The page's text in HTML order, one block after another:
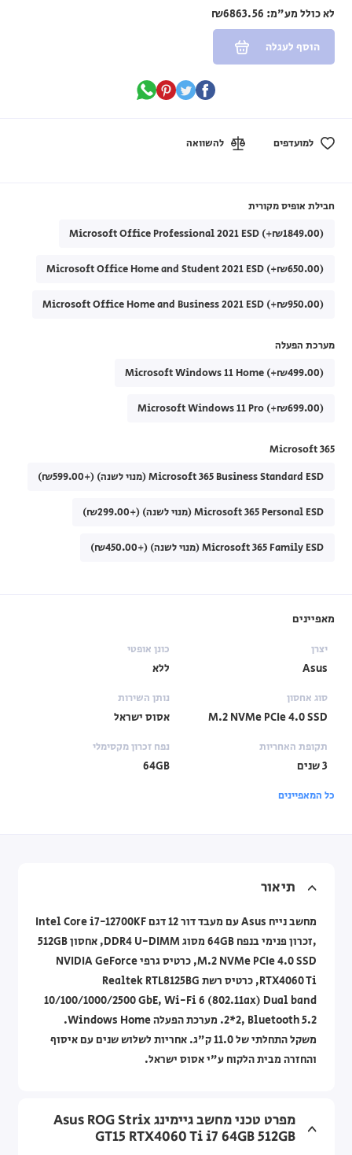
לא כולל מע"מ:
הוסף לעגלה
למועדפים להשוואה
חבילת אופיס מקורית
Microsoft Office Professional 2021 ESD (+₪1849.00)
Microsoft Office Home and Student 2021 ESD (+₪650.00)
Microsoft Office Home and Business 2021 ESD (+₪950.00)
מערכת הפעלה
Microsoft Windows 11 Home (+₪499.00)
Microsoft Windows 11 Pro (+₪699.00)
Microsoft 365
Microsoft 365 Business Standard ESD (מנוי לשנה) (+₪599.00)
Microsoft 365 Personal ESD (מנוי לשנה) (+₪299.00)
Microsoft 365 Family ESD (מנוי לשנה) (+₪450.00)
מאפיינים
יצרן
Asus
כונן אופטי
ללא
סוג אחסון
M.2 NVMe PCIe 4.0 SSD
נותן השירות
אסוס ישראל
תקופת האחריות
3 שנים
נפח זכרון מקסימלי
64GB
כל המאפיינים
תיאור
מחשב נייח Asus עם מעבד דור 12 דגם Intel Core i7-12700KF
,זכרון פנימי בנפח 64GB מסוג DDR4 U-DIMM, אחסון 512GB
M.2 NVMe PCIe 4.0 SSD, כרטיס גרפי NVIDIA GeForce
RTX4060 Ti, כרטיס רשת Realtek RTL8125BG
10/100/1000/2500 GbE, Wi-Fi 6 (802.11ax) Dual band
2*2, Bluetooth 5.2. מערכת הפעלה Windows Home.
משקל התחלתי של 11.0 ק"ג. אחריות לשלוש שנים עם איסוף
והחזרה מבית הלקוח ע"י אסוס ישראל.
מפרט טכני מחשב גיימינג Asus ROG Strix
GT15 RTX4060 Ti i7 64GB 512GB